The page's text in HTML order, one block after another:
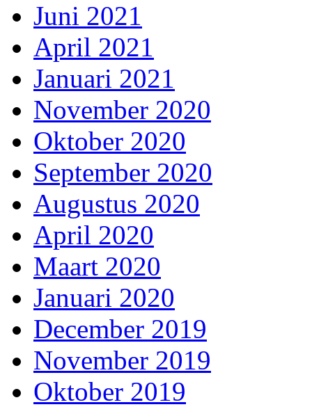
Juni 2021
April 2021
Januari 2021
November 2020
Oktober 2020
September 2020
Augustus 2020
April 2020
Maart 2020
Januari 2020
December 2019
November 2019
Oktober 2019